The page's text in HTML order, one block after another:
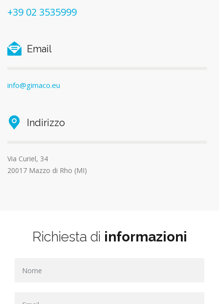
+39 02 3535999
Email
info@gimaco.eu
Indirizzo
Via Curiel, 34
20017 Mazzo di Rho (MI)
Richiesta di informazioni